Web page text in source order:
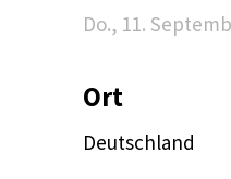
Do., 11.
Ort
Deutschland